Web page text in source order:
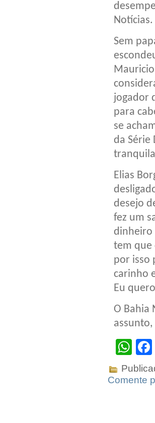
Notícias.
Sem
jogador
para
se
da Série
Elias
desejo
fez um
dinheiro
tem que
por isso
carinho
Eu
O Bahia
Comente